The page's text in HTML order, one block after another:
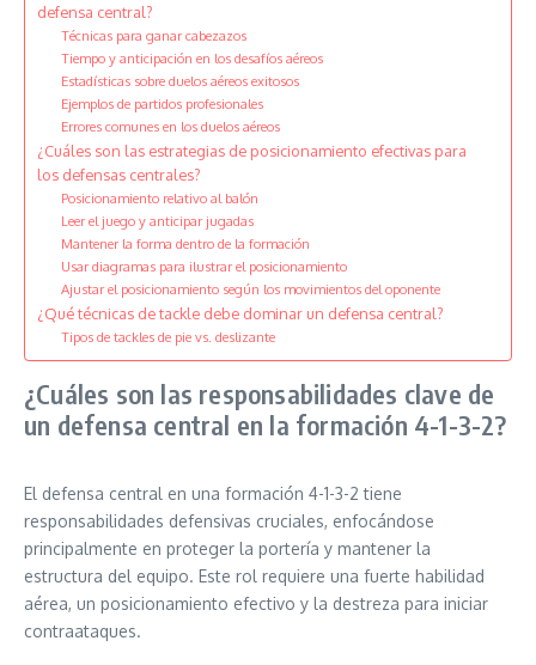
defensa central?
Técnicas para ganar cabezazos
Tiempo y anticipación en los desafíos aéreos
Estadísticas sobre duelos aéreos exitosos
Ejemplos de partidos profesionales
Errores comunes en los duelos aéreos
¿Cuáles son las estrategias de posicionamiento efectivas para
los defensas centrales?
Posicionamiento relativo al balón
Leer el juego y anticipar jugadas
Mantener la forma dentro de la formación
Usar diagramas para ilustrar el posicionamiento
Ajustar el posicionamiento según los movimientos del oponente
¿Qué técnicas de tackle debe dominar un defensa central?
Tipos de tackles de pie vs. deslizante
¿Cuáles son las responsabilidades clave de
un defensa central en la formación 4-1-3-2?
El defensa central en una formación 4-1-3-2 tiene
responsabilidades defensivas cruciales, enfocándose
principalmente en proteger la portería y mantener la
estructura del equipo. Este rol requiere una fuerte habilidad
aérea, un posicionamiento efectivo y la destreza para iniciar
contraataques.